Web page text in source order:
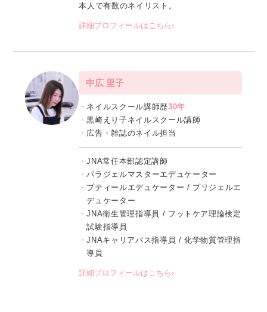
本人で有数のネイリスト。
詳細プロフィールはこちら›
中広 里子
ネイルスクール講師歴30年
黒崎えり子ネイルスクール講師
広告・雑誌のネイル担当
JNA常任本部認定講師
パラジェルマスターエデュケーター
プティールエデュケーター / プリジェルエ
デュケーター
JNA衛生管理指導員 / フットケア理論検定
試験指導員
JNAキャリアパス指導員 / 化学物質管理指
導員
詳細プロフィールはこちら›